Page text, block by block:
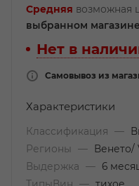
Средняя возможная
выбранном магазине
Нет в
Самовывоз из
Характеристики
Классификация —
Регионы
—
Венето/
Выдержка
—
6